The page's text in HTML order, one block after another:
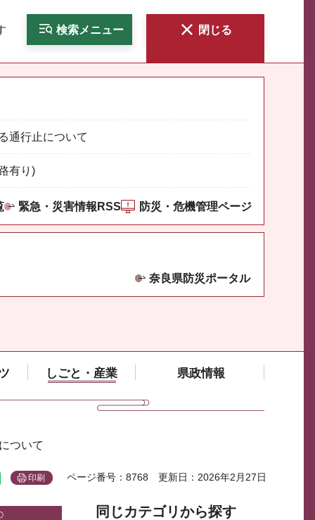
検索メニュー 閉じる
通行止について
有り)
緊急・災害情報RSS 防災・危機管理ページ
奈良県防災ポータル
しごと・産業 県政情報
ついて
印刷 ページ番号：8768 更新日：2026年2月27日
同じカテゴリから探す